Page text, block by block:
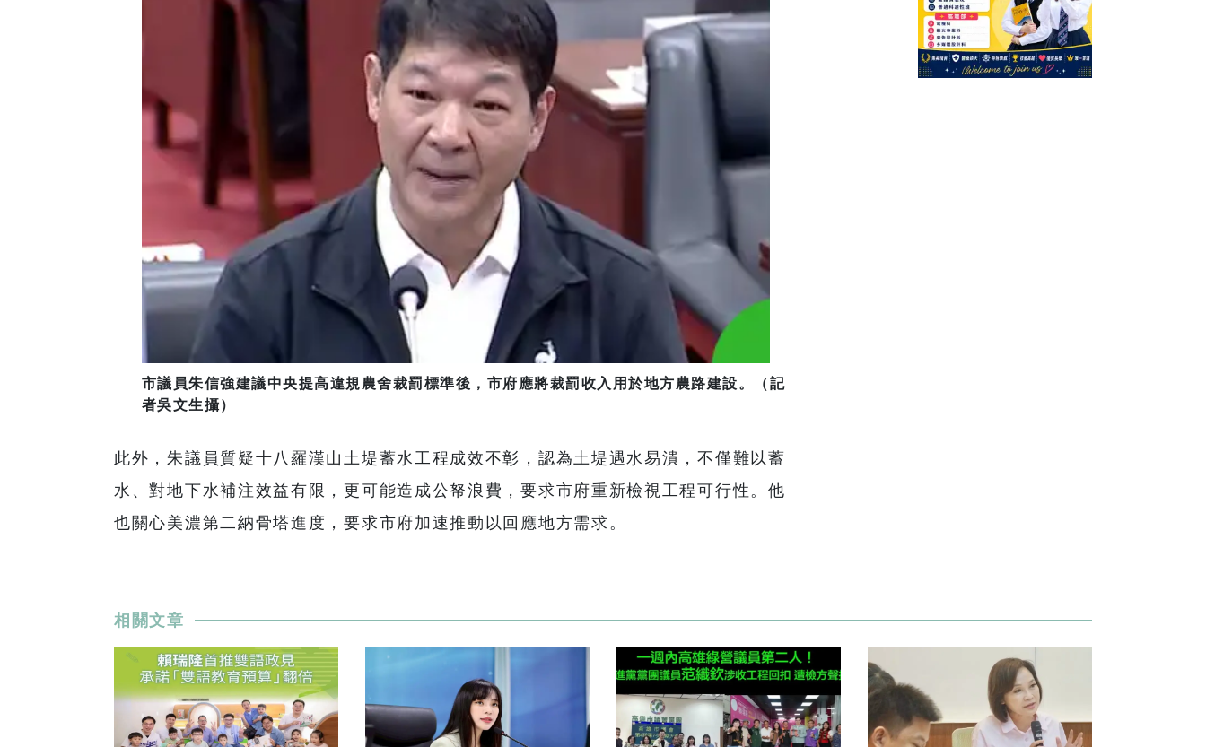
市議員朱信強建議中央提高違規農舍裁罰標準後，市府應將裁罰收入用於地方農路建設。（記
者吳文生攝）
此外，朱議員質疑十八羅漢山土堤蓄水工程成效不彰，認為土堤遇水易潰，不僅難以蓄
水、對地下水補注效益有限，更可能造成公帑浪費，要求市府重新檢視工程可行性。他
也關心美濃第二納骨塔進度，要求市府加速推動以回應地方需求。
相關文章